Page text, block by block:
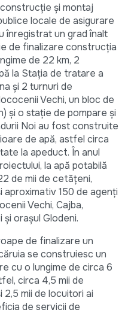
și montaj
locale de asigurare
înregistrat un grad înalt
de finalizare construcția
de 22 km, 2
la Stația de tratare a
și 2 turnuri de
Vechi, un bloc de
și o stație de pompare și
Noi au fost construite
de apă, astfel circa
la apeduct. În anul
la apă potabilă
de mii de cetățeni,
150 de agenți
Vechi, Cajba,
și orașul Glodeni.
de finalizare un
se construiesc un
cu o lungime de circa 6
circa 4,5 mii de
mii de locuitori ai
de servicii de